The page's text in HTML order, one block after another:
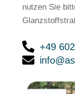
nutzen Sie
+49